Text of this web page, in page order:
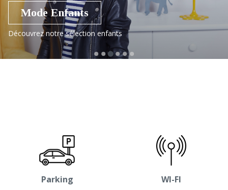
Mode Enfants
Découvrez notre sélection enfants
Parking WI-FI